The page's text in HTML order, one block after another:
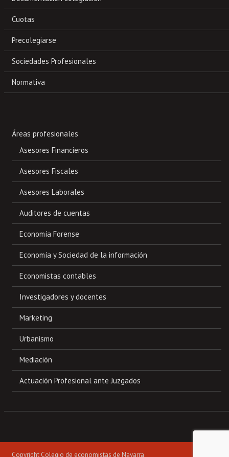
Cuotas
Precolegiarse
Sociedades Profesionales
Normativa
Áreas profesionales
Asesores Financieros
Asesores Fiscales
Asesores Laborales
Auditores de cuentas
Economía Forense
Economía y Sociedad de la información
Economistas contables
Investigadores y docentes
Marketing
Urbanismo
Mediación
Actuación Profesional ante Juzgados
Copyright Colegio de economistas de Navarra